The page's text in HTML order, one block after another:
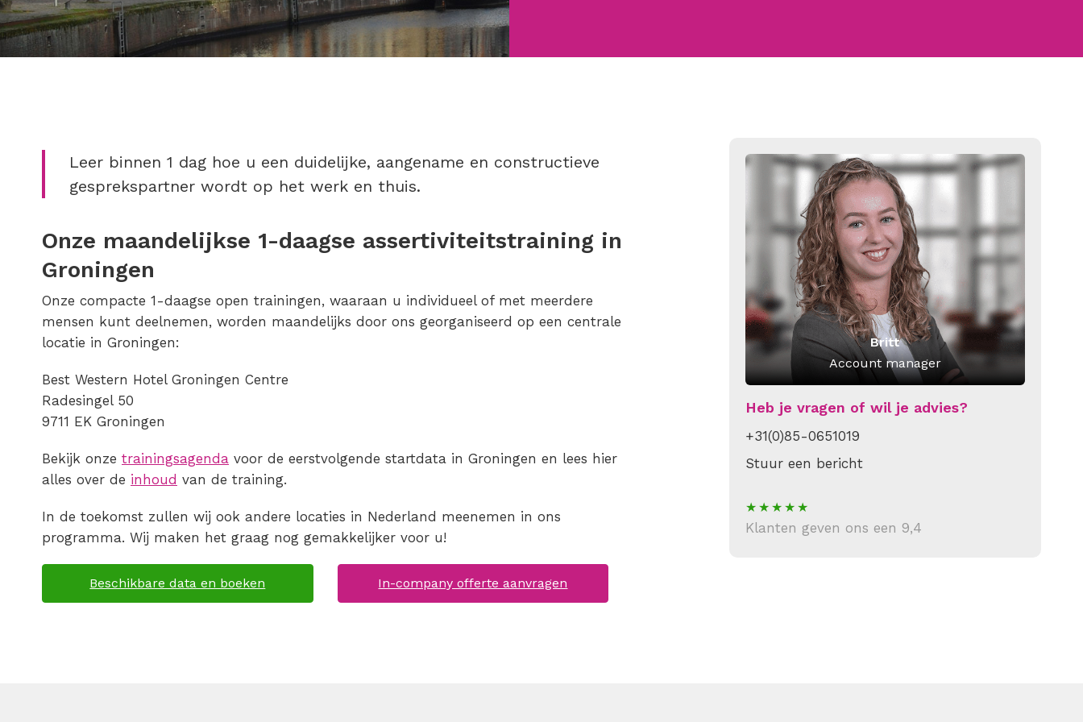
Leer binnen 1 dag hoe u een duidelijke, aangename en constructieve
gesprekspartner wordt op het werk en thuis.
Onze maandelijkse 1-daagse assertiviteitstraining in
Groningen
Onze compacte 1-daagse open trainingen, waaraan u individueel of met meerdere
mensen kunt deelnemen, worden maandelijks door ons georganiseerd op een centrale
locatie in Groningen:
Best Western Hotel Groningen Centre
Radesingel 50
9711 EK Groningen
Bekijk onze trainingsagenda voor de eerstvolgende startdata in Groningen en lees hier
alles over de inhoud van de training.
In de toekomst zullen wij ook andere locaties in Nederland meenemen in ons
programma. Wij maken het graag nog gemakkelijker voor u!
Beschikbare data en boeken In-company offerte aanvragen
Britt
Account manager
Heb je vragen of wil je advies?
+31(0)85-0651019
Stuur een bericht
Klanten geven ons een 9,4